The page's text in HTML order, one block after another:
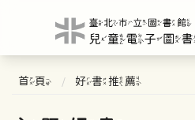
首頁 好書推薦